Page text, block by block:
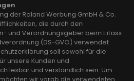
der Roland Werbung GmbH & Co.
die durch den
und Verordnungsgeber beim Erlass
(DS-GVO) verwendet
soll sowohl für die
unsere Kunden und
lesbar und verständlich sein. Um